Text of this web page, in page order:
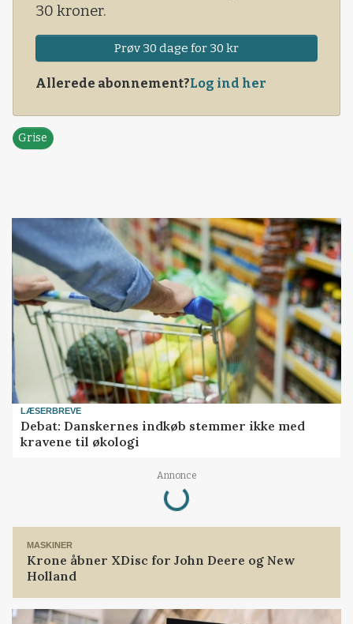
30 kroner.
Prøv 30 dage for 30 kr
Allerede abonnement?Log ind her
Grise
LÆSERBREVE
Debat: Danskernes indkøb stemmer ikke med
kravene til økologi
Annonce
Loading...
MASKINER
Krone åbner XDisc for John Deere og New
Holland